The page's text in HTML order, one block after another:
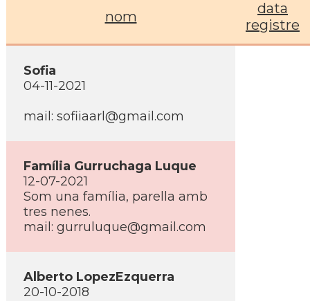
nom
data
registre
Sofia
04-11-2021
mail: sofiiaarl@gmail.com
Famí­lia Gurruchaga Luque
12-07-2021
Som una famí­lia, parella amb
tres nenes.
mail: gurruluque@gmail.com
Alberto LopezEzquerra
20-10-2018